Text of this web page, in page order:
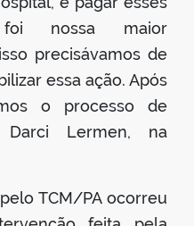
foi nossa maior
precisávamos de
essa ação. Após
o processo de
Darci Lermen, na
TCM/PA ocorreu